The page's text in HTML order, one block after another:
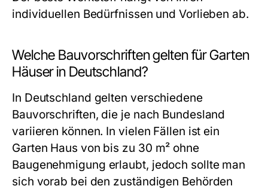
individuellen Bedürfnissen und Vorlieben ab.
Welche Bauvorschriften gelten für Garten
Häuser in Deutschland?
In Deutschland gelten verschiedene
Bauvorschriften, die je nach Bundesland
variieren können. In vielen Fällen ist ein
Garten Haus von bis zu 30 m² ohne
Baugenehmigung erlaubt, jedoch sollte man
sich vorab bei den zuständigen Behörden